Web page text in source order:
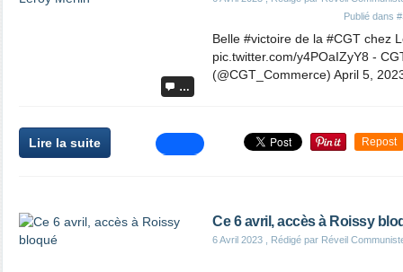
…
Publié dans
Belle #victoire de la #CGT chez
pic.twitter.com/y4POaIZyY8 -
(@CGT_Commerce) April 5,
Lire la suite Repost
Ce 6 avril, accès à Roissy
6 Avril 2023 , Rédigé par Réveil